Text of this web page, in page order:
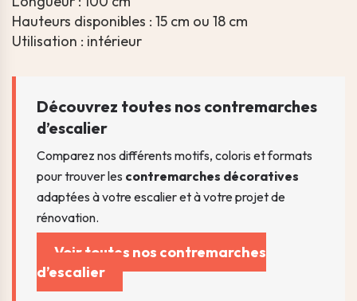
Hauteurs disponibles : 15 cm ou 18 cm
Utilisation : intérieur
Découvrez toutes nos contremarches
d’escalier
Comparez nos différents motifs, coloris et formats
pour trouver les contremarches décoratives
adaptées à votre escalier et à votre projet de
rénovation.
Voir toutes nos contremarches
d’escalier